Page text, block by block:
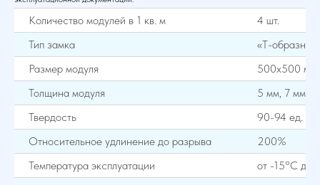
Количество модулей в 1 кв. м
4 шт.
Тип замка
«Т-
Размер модуля
500х500 мм
Толщина модуля
5 мм, 7 мм
Твердость
90-94 ед.
Относительное удлинение до разрыва
200%
Температура эксплуатации
от -15°С до